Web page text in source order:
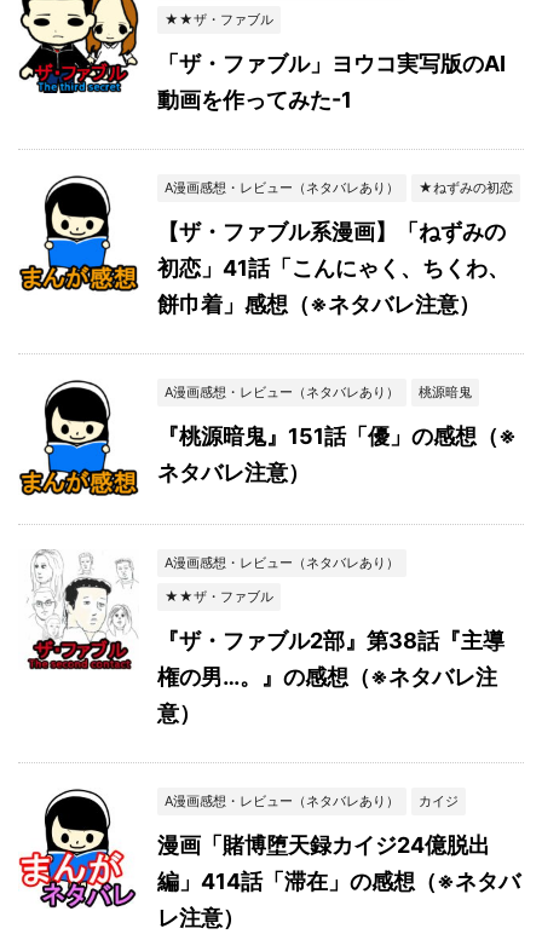
★★ザ・ファブル
「ザ・ファブル」ヨウコ実写版のAI
動画を作ってみた-1
A漫画感想・レビュー（ネタバレあり） ★ねずみの初恋
【ザ・ファブル系漫画】「ねずみの
初恋」41話「こんにゃく、ちくわ、
餅巾着」感想（※ネタバレ注意）
A漫画感想・レビュー（ネタバレあり） 桃源暗鬼
『桃源暗鬼』151話「優」の感想（※
ネタバレ注意）
A漫画感想・レビュー（ネタバレあり）
★★ザ・ファブル
『ザ・ファブル2部』第38話『主導
権の男…。』の感想（※ネタバレ注
意）
A漫画感想・レビュー（ネタバレあり） カイジ
漫画「賭博堕天録カイジ24億脱出
編」414話「滞在」の感想（※ネタバ
レ注意）